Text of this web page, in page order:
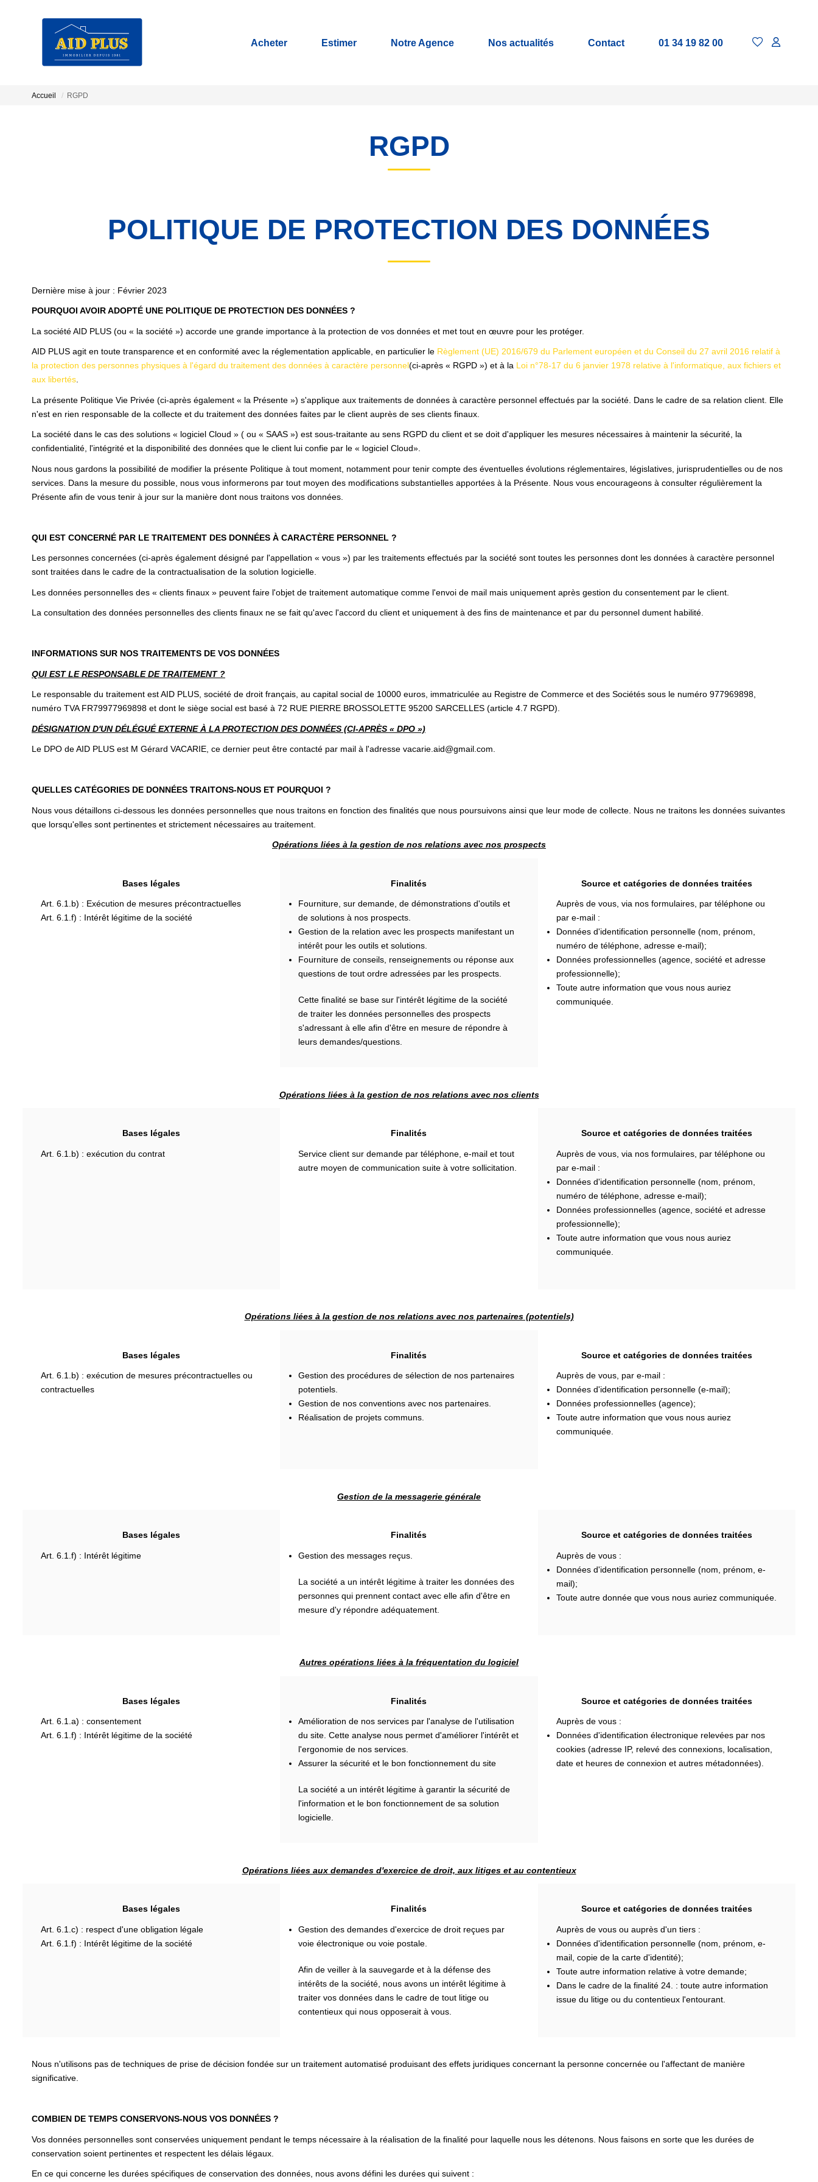
Acheter Estimer Notre Agence Nos actualités Contact 01 34 19 82 00
Accueil RGPD
RGPD
POLITIQUE DE PROTECTION DES DONNÉES
Dernière mise à jour : Février 2023
POURQUOI AVOIR ADOPTÉ UNE POLITIQUE DE PROTECTION DES DONNÉES ?
La société AID PLUS (ou « la société ») accorde une grande importance à la protection de vos données et met tout en œuvre pour les protéger.
AID PLUS agit en toute transparence et en conformité avec la réglementation applicable, en particulier le Règlement (UE) 2016/679 du Parlement européen et du Conseil du 27 avril 2016 relatif à
la protection des personnes physiques à l'égard du traitement des données à caractère personnel(ci-après « RGPD ») et à la Loi n°78-17 du 6 janvier 1978 relative à l'informatique, aux fichiers et
aux libertés
La présente Politique Vie Privée (ci-après également « la Présente ») s'applique aux traitements de données à caractère personnel effectués par la société. Dans le cadre de sa relation client. Elle
n'est en rien responsable de la collecte et du traitement des données faites par le client auprès de ses clients finaux.
La société dans le cas des solutions « logiciel Cloud » ( ou « SAAS ») est sous-traitante au sens RGPD du client et se doit d'appliquer les mesures nécessaires à maintenir la sécurité, la
confidentialité, l'intégrité et la disponibilité des données que le client lui confie par le « logiciel Cloud».
Nous nous gardons la possibilité de modifier la présente Politique à tout moment, notamment pour tenir compte des éventuelles évolutions réglementaires, législatives, jurisprudentielles ou de nos
services. Dans la mesure du possible, nous vous informerons par tout moyen des modifications substantielles apportées à la Présente. Nous vous encourageons à consulter régulièrement la
Présente afin de vous tenir à jour sur la manière dont nous traitons vos données.
QUI EST CONCERNÉ PAR LE TRAITEMENT DES DONNÉES À CARACTÈRE PERSONNEL ?
Les personnes concernées (ci-après également désigné par l'appellation « vous ») par les traitements effectués par la société sont toutes les personnes dont les données à caractère personnel
sont traitées dans le cadre de la contractualisation de la solution logicielle.
Les données personnelles des « clients finaux » peuvent faire l'objet de traitement automatique comme l'envoi de mail mais uniquement après gestion du consentement par le client.
La consultation des données personnelles des clients finaux ne se fait qu'avec l'accord du client et uniquement à des fins de maintenance et par du personnel dument habilité.
INFORMATIONS SUR NOS TRAITEMENTS DE VOS DONNÉES
QUI EST LE RESPONSABLE DE TRAITEMENT ?
Le responsable du traitement est AID PLUS, société de droit français, au capital social de 10000 euros, immatriculée au Registre de Commerce et des Sociétés sous le numéro 977969898,
numéro TVA FR79977969898 et dont le siège social est basé à 72 RUE PIERRE BROSSOLETTE 95200 SARCELLES (article 4.7 RGPD).
DÉSIGNATION D'UN DÉLÉGUÉ EXTERNE À LA PROTECTION DES DONNÉES (CI-APRÈS « DPO »)
Le DPO de AID PLUS est M Gérard VACARIE, ce dernier peut être contacté par mail à l'adresse vacarie.aid@gmail.com.
QUELLES CATÉGORIES DE DONNÉES TRAITONS-NOUS ET POURQUOI ?
Nous vous détaillons ci-dessous les données personnelles que nous traitons en fonction des finalités que nous poursuivons ainsi que leur mode de collecte. Nous ne traitons les données suivantes
que lorsqu'elles sont pertinentes et strictement nécessaires au traitement.
Opérations liées à la gestion de nos relations avec nos prospects
Bases légales
Art. 6.1.b) : Exécution de mesures précontractuelles
Art. 6.1.f) : Intérêt légitime de la société
Finalités
Fourniture, sur demande, de démonstrations d'outils et
de solutions à nos prospects.
Gestion de la relation avec les prospects manifestant un
intérêt pour les outils et solutions.
Fourniture de conseils, renseignements ou réponse aux
questions de tout ordre adressées par les prospects.
Cette finalité se base sur l'intérêt légitime de la société
de traiter les données personnelles des prospects
s'adressant à elle afin d'être en mesure de répondre à
leurs demandes/questions.
Source et catégories de données traitées
Auprès de vous, via nos formulaires, par téléphone ou
par e-mail :
Données d'identification personnelle (nom, prénom,
numéro de téléphone, adresse e-mail);
Données professionnelles (agence, société et adresse
professionnelle);
Toute autre information que vous nous auriez
communiquée.
Opérations liées à la gestion de nos relations avec nos clients
Bases légales
Art. 6.1.b) : exécution du contrat
Finalités
Service client sur demande par téléphone, e-mail et tout
autre moyen de communication suite à votre sollicitation.
Source et catégories de données traitées
Auprès de vous, via nos formulaires, par téléphone ou
par e-mail :
Données d'identification personnelle (nom, prénom,
numéro de téléphone, adresse e-mail);
Données professionnelles (agence, société et adresse
professionnelle);
Toute autre information que vous nous auriez
communiquée.
Opérations liées à la gestion de nos relations avec nos partenaires (potentiels)
Bases légales
Art. 6.1.b) : exécution de mesures précontractuelles ou
contractuelles
Finalités
Gestion des procédures de sélection de nos partenaires
potentiels.
Gestion de nos conventions avec nos partenaires.
Réalisation de projets communs.
Source et catégories de données traitées
Auprès de vous, par e-mail :
Données d'identification personnelle (e-mail);
Données professionnelles (agence);
Toute autre information que vous nous auriez
communiquée.
Gestion de la messagerie générale
Bases légales
Art. 6.1.f) : Intérêt légitime
Finalités
Gestion des messages reçus.
La société a un intérêt légitime à traiter les données des
personnes qui prennent contact avec elle afin d'être en
mesure d'y répondre adéquatement.
Source et catégories de données traitées
Auprès de vous :
Données d'identification personnelle (nom, prénom, e-
mail);
Toute autre donnée que vous nous auriez communiquée.
Autres opérations liées à la fréquentation du logiciel
Bases légales
Art. 6.1.a) : consentement
Art. 6.1.f) : Intérêt légitime de la société
Finalités
Amélioration de nos services par l'analyse de l'utilisation
du site. Cette analyse nous permet d'améliorer l'intérêt et
l'ergonomie de nos services.
Assurer la sécurité et le bon fonctionnement du site
La société a un intérêt légitime à garantir la sécurité de
l'information et le bon fonctionnement de sa solution
logicielle.
Source et catégories de données traitées
Auprès de vous :
Données d'identification électronique relevées par nos
cookies (adresse IP, relevé des connexions, localisation,
date et heures de connexion et autres métadonnées).
Opérations liées aux demandes d'exercice de droit, aux litiges et au contentieux
Bases légales
Art. 6.1.c) : respect d'une obligation légale
Art. 6.1.f) : Intérêt légitime de la société
Finalités
Gestion des demandes d'exercice de droit reçues par
voie électronique ou voie postale.
Afin de veiller à la sauvegarde et à la défense des
intérêts de la société, nous avons un intérêt légitime à
traiter vos données dans le cadre de tout litige ou
contentieux qui nous opposerait à vous.
Source et catégories de données traitées
Auprès de vous ou auprès d'un tiers :
Données d'identification personnelle (nom, prénom, e-
mail, copie de la carte d'identité);
Toute autre information relative à votre demande;
Dans le cadre de la finalité 24. : toute autre information
issue du litige ou du contentieux l'entourant.
Nous n'utilisons pas de techniques de prise de décision fondée sur un traitement automatisé produisant des effets juridiques concernant la personne concernée ou l'affectant de manière
significative.
COMBIEN DE TEMPS CONSERVONS-NOUS VOS DONNÉES ?
Vos données personnelles sont conservées uniquement pendant le temps nécessaire à la réalisation de la finalité pour laquelle nous les détenons. Nous faisons en sorte que les durées de
conservation soient pertinentes et respectent les délais légaux.
En ce qui concerne les durées spécifiques de conservation des données, nous avons défini les durées qui suivent :